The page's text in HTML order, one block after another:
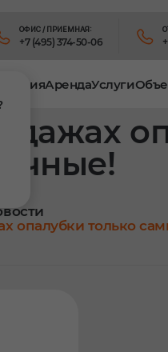
ОФИС / ПРИЕМНАЯ:
+7 (495) 374-50-06
АрендаУслуги
опалубки только